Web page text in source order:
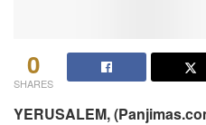
0
SHARES
YERUSALEM,